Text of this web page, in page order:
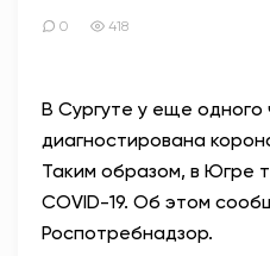
0 418
В Сургуте у еще одного
диагностирована
Таким образом, в Югре
COVID-19. Об этом
Роспотребнадзор.